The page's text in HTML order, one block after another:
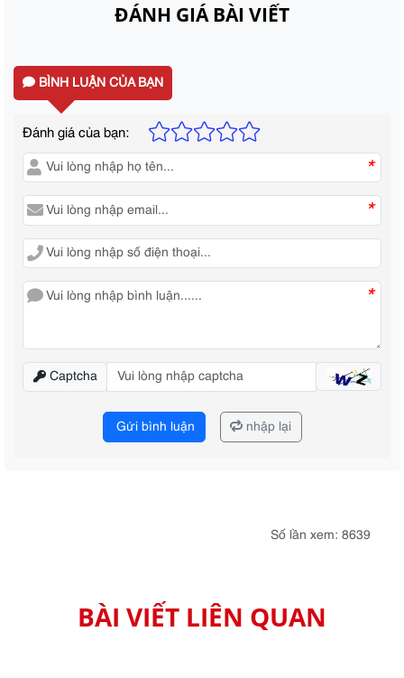
ĐÁNH GIÁ BÀI VIẾT
BÌNH LUẬN CỦA BẠN
Đánh giá của bạn:
*
*
*
Captcha
Gửi bình luận nhập lại
Số lần xem: 8639
BÀI VIẾT LIÊN QUAN